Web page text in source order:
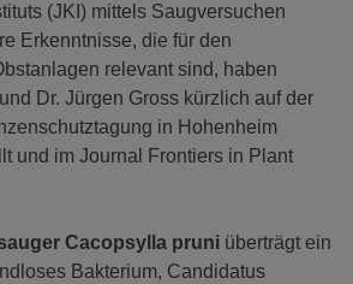
(JKI) mittels Saugversuchen
Erkenntnisse, die für den
relevant sind, haben
Dr. Jürgen Gross kürzlich auf der
in Hohenheim
und im Journal Frontiers in Plant
Cacopsylla pruni überträgt ein
Bakterium, Candidatus